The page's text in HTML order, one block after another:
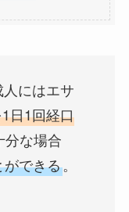
人にはエサ
日1回経口
分な場合
できる。